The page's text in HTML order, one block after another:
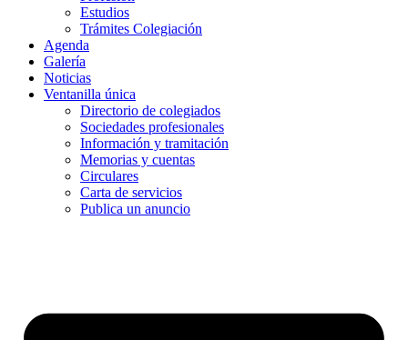
Estudios
Trámites Colegiación
Agenda
Galería
Noticias
Ventanilla única
Directorio de colegiados
Sociedades profesionales
Información y tramitación
Memorias y cuentas
Circulares
Carta de servicios
Publica un anuncio